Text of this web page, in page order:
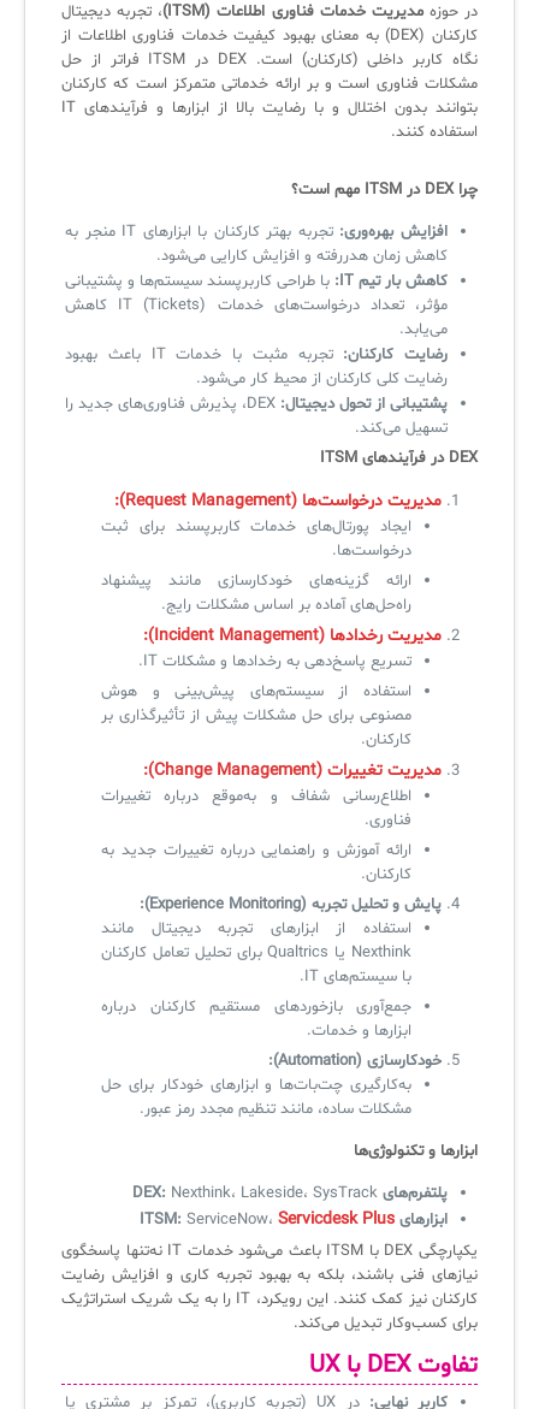
در حوزهمدیریت خدمات فناوری اطلاعات (ITSM)
، تجربه دیجیتال
کارکنان (DEX) به معنای بهبود کیفیت خدمات فناوری اطلاعات از
نگاه کاربر داخلی (کارکنان) است. DEX در ITSM فراتر از حل
مشکلات فناوری است و بر ارائه خدماتی متمرکز است که کارکنان
بتوانند بدون اختلال و با رضایت بالا از ابزارها و فرآیندهای IT
استفاده کنند.
چرا DEX در ITSM مهم است؟
افزایش بهره‌وری:
تجربه بهتر کارکنان با ابزارهای IT منجر به
کاهش زمان هدررفته و افزایش کارایی می‌شود.
کاهش بار تیم IT:
با طراحی کاربرپسند سیستم‌ها و پشتیبانی
مؤثر، تعداد درخواست‌های خدمات IT (Tickets) کاهش
می‌یابد.
رضایت کارکنان:
تجربه مثبت با خدمات IT باعث بهبود
رضایت کلی کارکنان از محیط کار می‌شود.
پشتیبانی از تحول دیجیتال:
DEX، پذیرش فناوری‌های جدید را
تسهیل می‌کند.
DEX در فرآیندهای ITSM
مدیریت درخواست‌ها (Request Management):
ایجاد پورتال‌های خدمات کاربرپسند برای ثبت
درخواست‌ها.
ارائه گزینه‌های خودکارسازی مانند پیشنهاد
راه‌حل‌های آماده بر اساس مشکلات رایج.
مدیریت رخدادها (Incident Management):
تسریع پاسخ‌دهی به رخدادها و مشکلات IT.
استفاده از سیستم‌های پیش‌بینی و هوش
مصنوعی برای حل مشکلات پیش از تأثیرگذاری بر
کارکنان.
مدیریت تغییرات (Change Management):
اطلاع‌رسانی شفاف و به‌موقع درباره تغییرات
فناوری.
ارائه آموزش و راهنمایی درباره تغییرات جدید به
کارکنان.
پایش و تحلیل تجربه (Experience Monitoring):
استفاده از ابزارهای تجربه دیجیتال مانند
Nexthink یا Qualtrics برای تحلیل تعامل کارکنان
با سیستم‌های IT.
جمع‌آوری بازخوردهای مستقیم کارکنان درباره
ابزارها و خدمات.
خودکارسازی (Automation):
به‌کارگیری چت‌بات‌ها و ابزارهای خودکار برای حل
مشکلات ساده، مانند تنظیم مجدد رمز عبور.
ابزارها و تکنولوژی‌ها
پلتفرم‌های DEX: Nexthink، Lakeside، SysTrack
ابزارهای ITSM:
ServiceNow، Servicdesk Plus
یکپارچگی DEX با ITSM باعث می‌شود خدمات IT نه‌تنها پاسخگوی
نیازهای فنی باشند، بلکه به بهبود تجربه کاری و افزایش رضایت
کارکنان نیز کمک کنند. این رویکرد، IT را به یک شریک استراتژیک
برای کسب‌وکار تبدیل می‌کند.
تفاوت DEX با UX
کاربر نهایی: در UX (تجربه کاربری)، تمرکز بر مشتری یا